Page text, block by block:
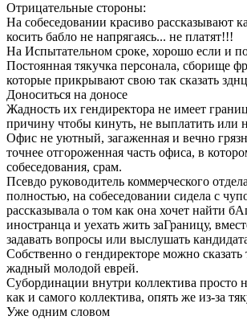
Отрицательные стороны:
На собеседовании красиво рассказывают
косить бабло не напрягаясь... не платят!!!
На Испытательном сроке, хорошо если и
Постоянная тякучка персонала, сборище
которые прикрывают свою так сказать
Доноситься на доносе
Жадность их гендиректора не имеет
причину чтобы кинуть, не выплатить или
Офис не уютный, загаженная и вечно
точнее отгороженная часть офиса, в
собеседования, срам.
Псевдо руководитель коммерческого
полностью, на собеседовании сидела с
рассказывала о том как она хочет найти
иностранца и уехать жить заГраницу,
задавать вопросы или выслушать
Собственно о гендиректоре можно сказать
жадный молодой еврей.
Субординации внутри коллектива просто
как и самого коллектива, опять же из-за
Уже одним словом